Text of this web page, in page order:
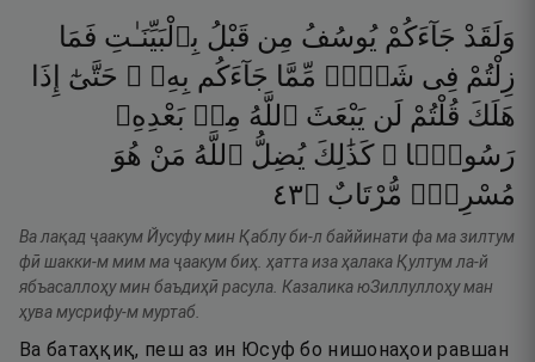
وَلَقَدْ جَآءَكُمْ يُوسُفُ مِن قَبْلُ بِٱلْبَيِّنَـٰتِ فَمَا
زِلْتُمْ فِى شَكٍّۢ مِّمَّا جَآءَكُم بِهِۦ ۖ حَتَّىٰٓ إِذَا
هَلَكَ قُلْتُمْ لَن يَبْعَثَ ٱللَّهُ مِنۢ بَعْدِهِۦ
رَسُولًۭا ۚ كَذَٰلِكَ يُضِلُّ ٱللَّهُ مَنْ هُوَ
مُسْرِفٌۭ مُّرْتَابٌ ۝٣٤
Ва лақад ҷаакум Йусуфу мин Қаблу би-л баййинати фа ма зилтум
фӣ шакки-м мим ма ҷаакум биҳ. ҳатта иза ҳалака Қултум ла-й
ябъасаллоҳу мин баъдиҳӣ расула. Казалика юЗиллуллоҳу ман
ҳува мусрифу-м муртаб.
Ва батаҳқиқ, пеш аз ин Юсуф бо нишонаҳои равшан